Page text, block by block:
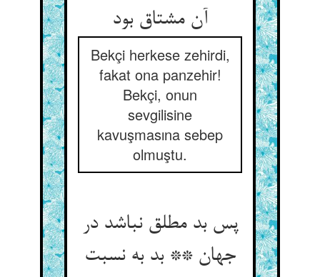
آن مشتاق بود
Bekçi herkese zehirdi,
fakat ona panzehir!
Bekçi, onun
sevgilisine
kavuşmasına sebep
olmuştu.
پس بد مطلق نباشد در
جهان ** بد به نسبت